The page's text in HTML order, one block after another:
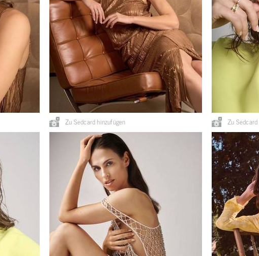
Zu Sedcard hinzufügen Zu